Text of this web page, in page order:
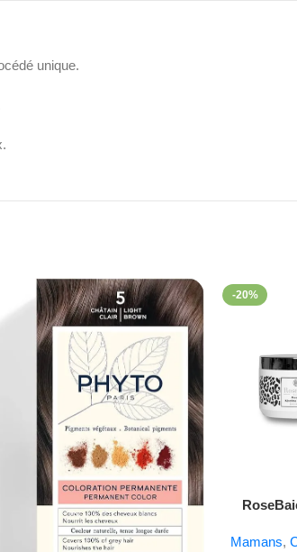
unique.
-20%
Mamans,